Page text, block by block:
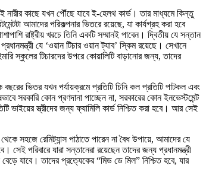
কাছে যখন পৌঁছে যাবে ই-হেলথ কার্ড। তার মাধ্যমে কিন্তু
আমাদের পরিকল্পনার ভিতরে রয়েছে, যা কার্যগ্রহ করা হবে
রাষ্ট্রীয় খরচে তিনি একটি সম্মানই পাবেন। দ্বিতীয় যে সন্তান
যে ‘ওয়ান টিচার ওয়ান ট্যাব’ স্কিম রয়েছে। সেখানে
স্কুলের টিচারদের উপরে কোয়ালিটি বাড়ানোর জন্য, তাদের
ভিতর যখন পর্যায়ক্রমে প্রতিটি চিনি কল প্রতিটি পাটকল এবং
সরকারি কোন প্রণদানা পাচ্ছেন না, সরকারের কোন ইনভেস্টমেন্ট
ভাইয়ের স্ত্রীদের জন্য ফ্যামিলি কার্ড নিশ্চিত করা হবে। আর সেই
সহজে রেমিট্যান্স পাঠাতে পারেন না বৈধ উপায়ে, আমাদের যে
সেই পরিবারে যারা সন্তানেরা রয়েছেন তাদের জন্য প্রধানমন্ত্রী
যাবে। তাদের প্রত্যেকের “মিড ডে মিল” নিশ্চিত হবে, যার